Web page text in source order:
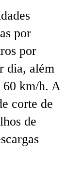
por
por
dia, além
60 km/h. A
corte de
de